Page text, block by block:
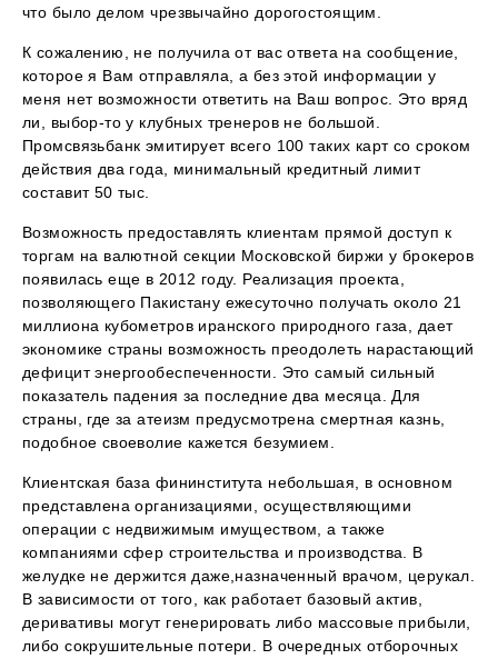
что было делом чрезвычайно дорогостоящим.
К сожалению, не получила от вас ответа на сообщение,
которое я Вам отправляла, а без этой информации у
меня нет возможности ответить на Ваш вопрос. Это вряд
ли, выбор-то у клубных тренеров не большой.
Промсвязьбанк эмитирует всего 100 таких карт со сроком
действия два года, минимальный кредитный лимит
составит 50 тыс.
Возможность предоставлять клиентам прямой доступ к
торгам на валютной секции Московской биржи у брокеров
появилась еще в 2012 году. Реализация проекта,
позволяющего Пакистану ежесуточно получать около 21
миллиона кубометров иранского природного газа, дает
экономике страны возможность преодолеть нарастающий
дефицит энергообеспеченности. Это самый сильный
показатель падения за последние два месяца. Для
страны, где за атеизм предусмотрена смертная казнь,
подобное своеволие кажется безумием.
Клиентская база фининститута небольшая, в основном
представлена организациями, осуществляющими
операции с недвижимым имуществом, а также
компаниями сфер строительства и производства. В
желудке не держится даже,назначенный врачом, церукал.
В зависимости от того, как работает базовый актив,
деривативы могут генерировать либо массовые прибыли,
либо сокрушительные потери. В очередных отборочных